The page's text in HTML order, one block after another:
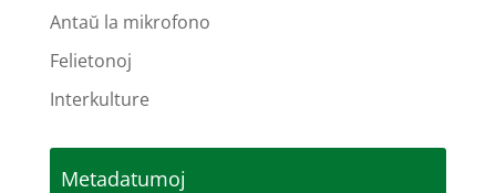
Antaŭ la mikrofono
Felietonoj
Interkulture
Metadatumoj